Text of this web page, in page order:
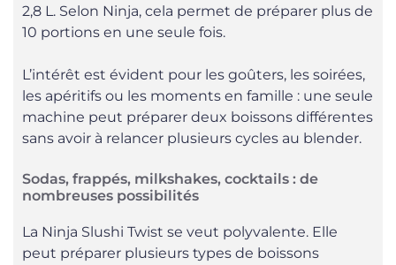
2,8 L. Selon Ninja, cela permet de préparer plus de
10 portions en une seule fois.
L’intérêt est évident pour les goûters, les soirées,
les apéritifs ou les moments en famille : une seule
machine peut préparer deux boissons différentes
sans avoir à relancer plusieurs cycles au blender.
Sodas, frappés, milkshakes, cocktails : de
nombreuses possibilités
La Ninja Slushi Twist se veut polyvalente. Elle
peut préparer plusieurs types de boissons